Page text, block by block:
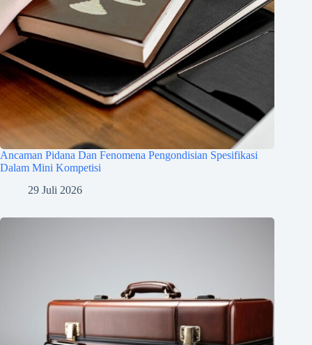
Ancaman Pidana Dan Fenomena Pengondisian Spesifikasi
Dalam Mini Kompetisi
29 Juli 2026